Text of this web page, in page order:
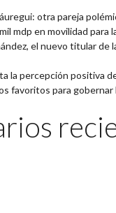
otra pareja
mdp en movilidad para
el nuevo titular de
la percepción positiva
favoritos para gobernar